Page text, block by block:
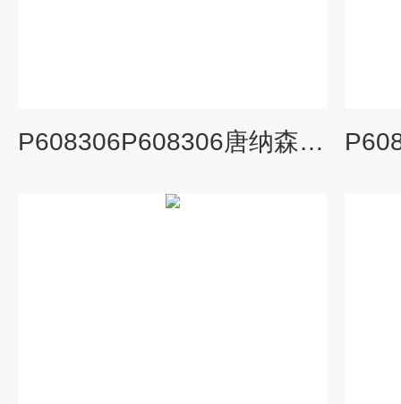
P608306P608306唐纳森空气滤芯厂家